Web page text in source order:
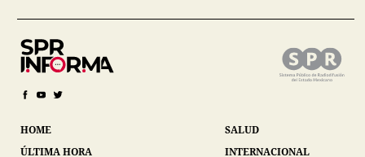
HOME
ÚLTIMA HORA
SALUD
INTERNACIONAL